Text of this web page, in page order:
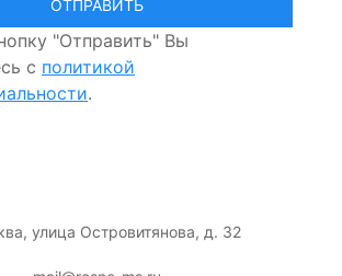
"Отправить" Вы
с политикой
.
улица Островитянова, д. 32